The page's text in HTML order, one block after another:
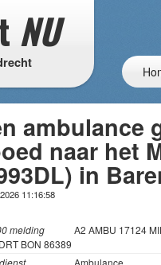
NU
ambulance
naar het
in
11:16:58
melding
A2 AMBU 17124
BON 86389
Ambulance